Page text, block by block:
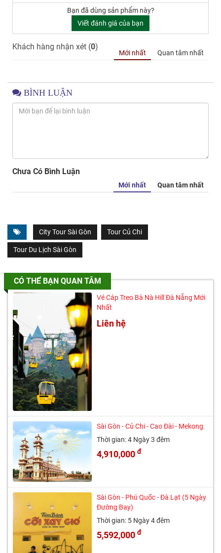
Bạn đã dùng sản phẩm này?
Viết đánh giá của bạn
Khách hàng nhận xét (0)
Mới nhất Quan tâm nhất
BÌNH LUẬN
Chưa Có Bình Luận
Mới nhất Quan tâm nhất
City Tour Sài Gòn Tour Củ Chi
Tour Du Lịch Sài Gòn
CÓ THỂ BẠN QUAN TÂM
Vé Cáp Treo Bà Nà Hill Đà Nẵng Mới
Nhất
Liên hệ
Sài Gòn - Củ Chi - Cao Đài - Mekong
Thời gian: 4 Ngày 3 đêm
4,910,000 đ
Sài Gòn - Phú Quốc - Đà Lạt (5 Ngày
Đường Bay)
Thời gian: 5 Ngày 4 đêm
5,592,000 đ